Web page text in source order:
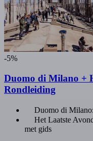
-5%
Duomo di Milano +
Rondleiding
Duomo di
Het Laatste
met gids